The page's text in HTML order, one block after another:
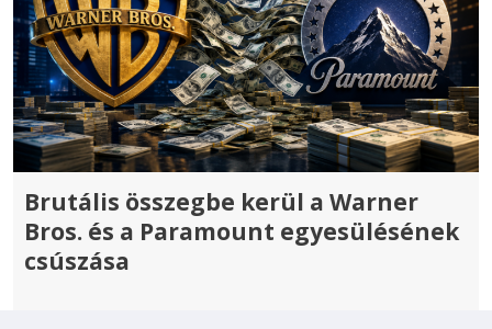
Brutális összegbe kerül a Warner
Bros. és a Paramount egyesülésének
csúszása